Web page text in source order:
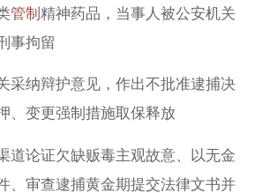
管制精神药品，当事人被公安机关
事拘留
采纳辩护意见，作出不批准逮捕决
、变更强制措施取保释放
道论证欠缺贩毒主观故意、以无金
、审查逮捕黄金期提交法律文书并